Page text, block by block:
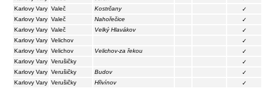
Karlovy Vary Valeč Kostrčany
✓
Karlovy Vary Valeč Nahořečice
✓
Karlovy Vary Valeč Velký Hlavákov
✓
Karlovy Vary Velichov
✓
Karlovy Vary Velichov Velichov-za řekou
✓
Karlovy Vary Verušičky
✓
Karlovy Vary Verušičky Budov
✓
Karlovy Vary Verušičky Hřivínov
✓